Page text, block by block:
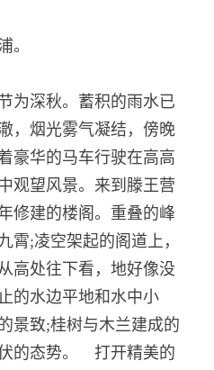
。
为深秋。蓄积的雨水已
，烟光雾气凝结，傍晚
豪华的马车行驶在高高
观望风景。来到滕王营
修建的楼阁。重叠的峰
霄;凌空架起的阁道上，
高处往下看，地好像没
的水边平地和水中小
景致;桂树与木兰建成的
的态势。 打开精美的